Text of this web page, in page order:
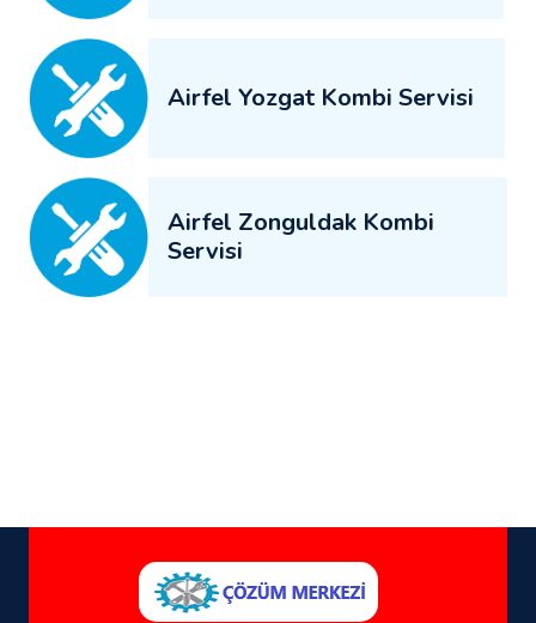
Airfel Yozgat Kombi Servisi
Airfel Zonguldak Kombi
Servisi